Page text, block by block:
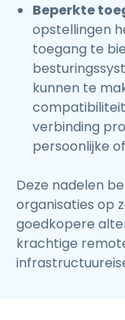
Beperkte
opstellingen
toegang te
kunnen te
verbinding
persoonlijke
Deze nadelen
organisaties op
goedkopere
krachtige